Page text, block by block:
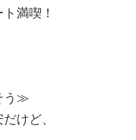
満喫！
う≫
けど、